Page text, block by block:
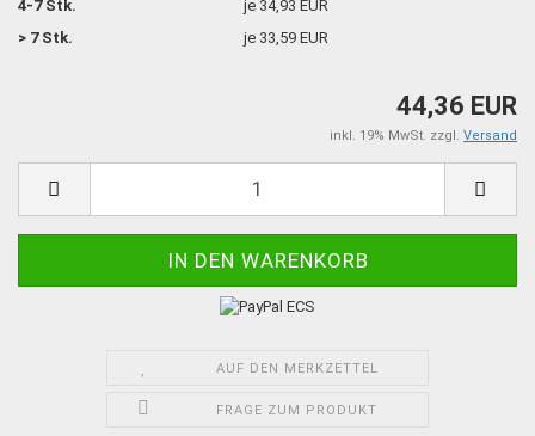
4-7 Stk.
je 34,93 EUR
> 7 Stk.
je 33,59 EUR
44,36 EUR
inkl. 19% MwSt. zzgl. Versand
AUF DEN MERKZETTEL
FRAGE ZUM PRODUKT